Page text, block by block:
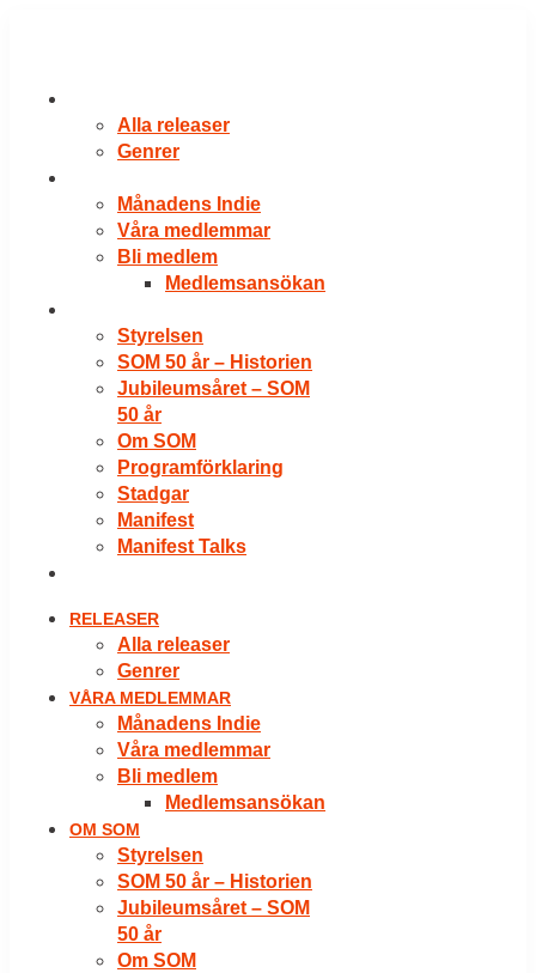
Alla releaser
Genrer
Månadens Indie
Våra medlemmar
Bli medlem
Medlemsansökan
Styrelsen
SOM 50 år – Historien
Jubileumsåret – SOM
50 år
Om SOM
Programförklaring
Stadgar
Manifest
Manifest Talks
RELEASER
Alla releaser
Genrer
VÅRA MEDLEMMAR
Månadens Indie
Våra medlemmar
Bli medlem
Medlemsansökan
OM SOM
Styrelsen
SOM 50 år – Historien
Jubileumsåret – SOM
50 år
Om SOM